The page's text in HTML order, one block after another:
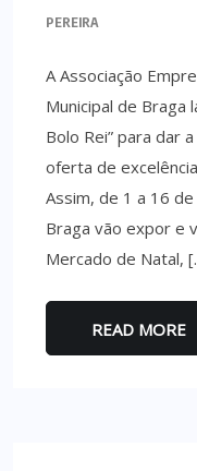
PEREIRA
A Associação
Municipal de Braga
Bolo Rei” para dar
oferta de
Assim, de 1 a 16
Braga vão expor e
Mercado de Natal,
READ MORE